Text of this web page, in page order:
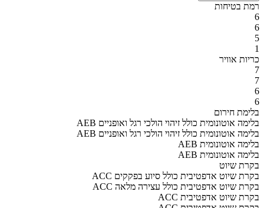
רמת בטיחות
6
6
5
1
כריות אוויר
7
7
6
6
בלימת חירום
AEB בלימה אוטונומית כולל זיהוי הולכי רגל ואופניים
AEB בלימה אוטונומית כולל זיהוי הולכי רגל ואופניים
AEB בלימה אוטונומית
AEB בלימה אוטונומית
בקרת שיוט
ACC בקרת שיוט אדפטיבית כולל סיוע בפקקים
ACC בקרת שיוט אדפטיבית כולל עצירה מלאה
ACC בקרת שיוט אדפטיבית